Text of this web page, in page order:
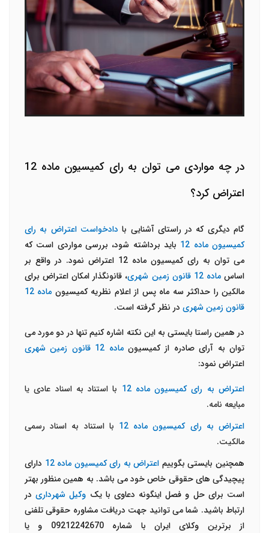
در چه مواردی می توان به رای کمیسیون ماده 12
اعتراض کرد؟
گام دیگری که در راستای آشنایی با دادخواست اعتراض به رای
کمیسیون ماده 12
باید برداشته شود، بررسی مواردی است که
می توان به رای کمیسیون ماده 12 اعتراض نمود. در واقع بر
اساسماده 12 قانون زمین شهری
، قانونگذار امکان اعتراض برای
مالکین را حداکثر سه ماه پس از اعلام نظریه کمیسیون
ماده 12
قانون زمین شهری در نظر گرفته است.
در همین راستا بایستی به این نکته اشاره کنیم تنها در دو مورد می
توان به آرای صادره از کمیسیونماده 12 قانون زمین شهری
اعتراض نمود:
اعتراض به رای کمیسیون ماده 12
با استناد به اسناد عادی یا
مبایعه نامه.
اعتراض به رای کمیسیون ماده 12
با استناد به اسناد رسمی
مالکیت.
همچنین بایستی بگوییم اعتراض به رای کمیسیون ماده 12
دارای
پیچیدگی های حقوقی خاص خود می باشد. به همین منظور بهتر
است برای حل و فصل اینگونه دعاوی با یک وکیل شهرداریدر
ارتباط باشید. شما می توانید جهت دریافت مشاوره حقوقی تلفنی
از برترین وکلای ایران با شماره 09212242670 و یا